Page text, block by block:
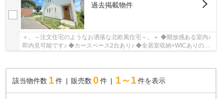
過去掲載物件
＋。～注文住宅のようなお洒落な北欧風住宅～。＋ ◆開放感ある室内♪
即内見可能です♪ ◆カースペース2台あり♪ ◆全居室収納+WICありの収
該当物件数 1件 販売数 0 件 1～1 件を表示